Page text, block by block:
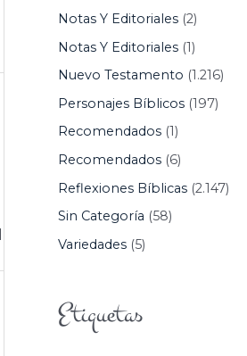
Notas Y Editoriales(2)
Notas Y Editoriales(1)
Nuevo Testamento (1.216)
Personajes Bíblicos(197)
Recomendados(1)
Recomendados(6)
Reflexiones Bíblicas(2.147)
Sin Categoría (58)
Variedades(5)
Etiquetas